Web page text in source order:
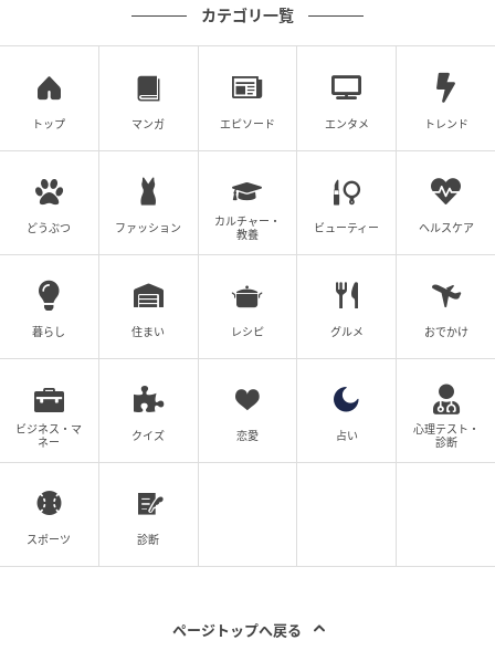
#1 夫の「元不倫相手」から、１通の手紙が
届きました。
の記事をもっとみる
カテゴリ一覧
トップ マンガ エピソード エンタメ トレンド
どうぶつ ファッション
カルチャー・
教養
ビューティー ヘルスケア
暮らし 住まい レシピ グルメ おでかけ
ビジネス・マ
ネー
クイズ 恋愛 占い
心理テスト・
診断
スポーツ 診断
ページトップへ戻る